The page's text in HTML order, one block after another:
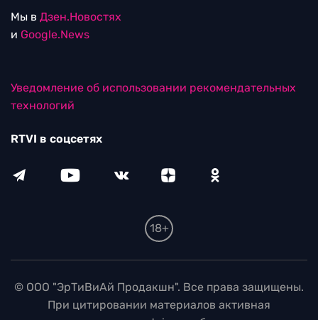
Мы в Дзен.Новостях
и Google.News
Уведомление об использовании рекомендательных
технологий
RTVI в соцсетях
18+
© ООО "ЭрТиВиАй Продакшн". Все права защищены.
При цитировании материалов активная